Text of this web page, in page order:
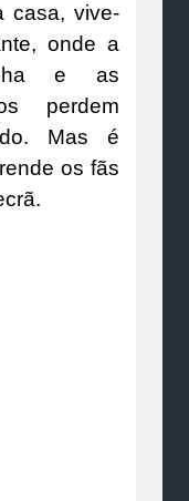
casa, vive-
onde a
e as
perdem
Mas é
os fãs